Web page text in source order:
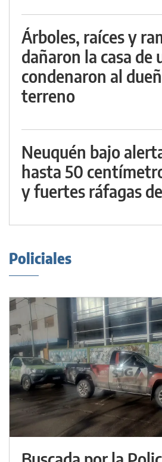
Árboles, raíces y
dañaron la casa de
condenaron al
terreno
Neuquén bajo
hasta 50
y fuertes ráfagas
Policiales